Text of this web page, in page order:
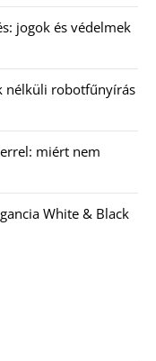
jogok és védelmek
nélküli robotfűnyírás
miért nem
White & Black